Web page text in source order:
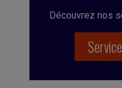
Découvrez nos